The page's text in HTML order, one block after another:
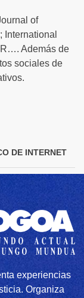
of
Además de
sociales de
DE INTERNET
experiencias
Organiza